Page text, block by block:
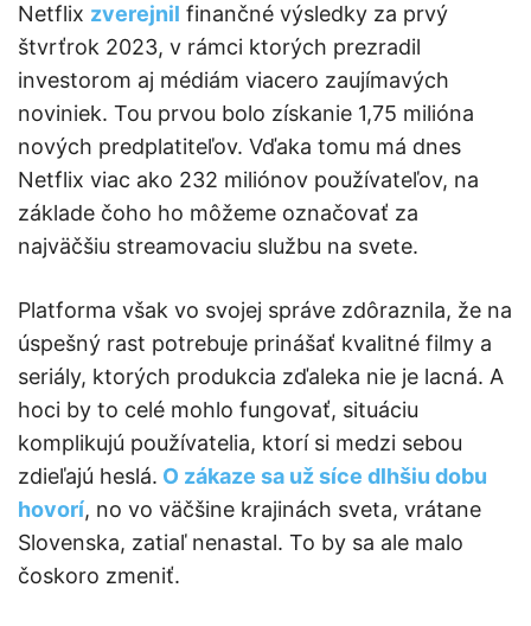
Netflix zverejnil finančné výsledky za prvý
štvrťrok 2023, v rámci ktorých prezradil
investorom aj médiám viacero zaujímavých
noviniek. Tou prvou bolo získanie 1,75 milióna
nových predplatiteľov. Vďaka tomu má dnes
Netflix viac ako 232 miliónov používateľov, na
základe čoho ho môžeme označovať za
najväčšiu streamovaciu službu na svete.
Platforma však vo svojej správe zdôraznila, že na
úspešný rast potrebuje prinášať kvalitné filmy a
seriály, ktorých produkcia zďaleka nie je lacná. A
hoci by to celé mohlo fungovať, situáciu
komplikujú používatelia, ktorí si medzi sebou
zdieľajú heslá. O zákaze sa už síce dlhšiu dobu
hovorí, no vo väčšine krajinách sveta, vrátane
Slovenska, zatiaľ nenastal. To by sa ale malo
čoskoro zmeniť.